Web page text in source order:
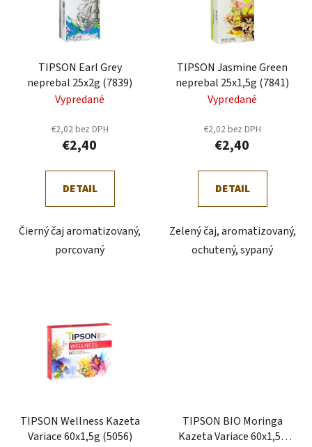
TIPSON Earl Grey
neprebal 25x2g (7839)
Vypredané
€2,02 bez DPH
€2,40
DETAIL
Čierný čaj aromatizovaný,
porcovaný
TIPSON Jasmine Green
neprebal 25x1,5g (7841)
Vypredané
€2,02 bez DPH
€2,40
DETAIL
Zelený čaj, aromatizovaný,
ochutený, sypaný
TIPSON Wellness Kazeta
Variace 60x1,5g (5056)
TIPSON BIO Moringa
Kazeta Variace 60x1,5g